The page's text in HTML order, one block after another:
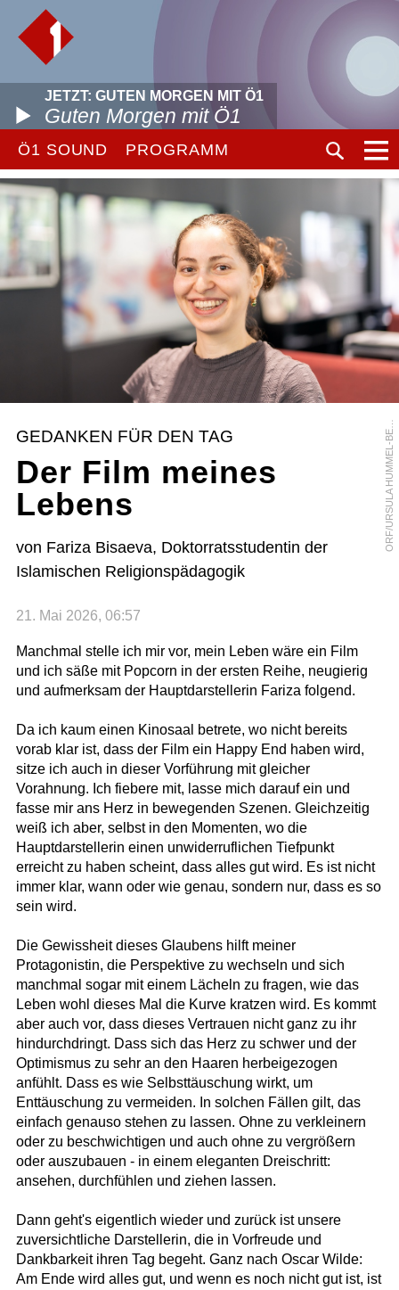
JETZT: GUTEN MORGEN MIT Ö1
Guten Morgen mit Ö1
Ö1 SOUND PROGRAMM
O
R
F
/
U
R
S
U
L
A
H
U
M
M
E
L
-
B
E
R
G
E
R
GEDANKEN FÜR DEN TAG
Der Film meines
Lebens
von Fariza Bisaeva, Doktorratsstudentin der
Islamischen Religionspädagogik
21. Mai 2026, 06:57
Manchmal stelle ich mir vor, mein Leben wäre ein Film
und ich säße mit Popcorn in der ersten Reihe, neugierig
und aufmerksam der Hauptdarstellerin Fariza folgend.
Da ich kaum einen Kinosaal betrete, wo nicht bereits
vorab klar ist, dass der Film ein Happy End haben wird,
sitze ich auch in dieser Vorführung mit gleicher
Vorahnung. Ich fiebere mit, lasse mich darauf ein und
fasse mir ans Herz in bewegenden Szenen. Gleichzeitig
weiß ich aber, selbst in den Momenten, wo die
Hauptdarstellerin einen unwiderruflichen Tiefpunkt
erreicht zu haben scheint, dass alles gut wird. Es ist nicht
immer klar, wann oder wie genau, sondern nur, dass es so
sein wird.
Die Gewissheit dieses Glaubens hilft meiner
Protagonistin, die Perspektive zu wechseln und sich
manchmal sogar mit einem Lächeln zu fragen, wie das
Leben wohl dieses Mal die Kurve kratzen wird. Es kommt
aber auch vor, dass dieses Vertrauen nicht ganz zu ihr
hindurchdringt. Dass sich das Herz zu schwer und der
Optimismus zu sehr an den Haaren herbeigezogen
anfühlt. Dass es wie Selbsttäuschung wirkt, um
Enttäuschung zu vermeiden. In solchen Fällen gilt, das
einfach genauso stehen zu lassen. Ohne zu verkleinern
oder zu beschwichtigen und auch ohne zu vergrößern
oder auszubauen - in einem eleganten Dreischritt:
ansehen, durchfühlen und ziehen lassen.
Dann geht's eigentlich wieder und zurück ist unsere
zuversichtliche Darstellerin, die in Vorfreude und
Dankbarkeit ihren Tag begeht. Ganz nach Oscar Wilde:
Am Ende wird alles gut, und wenn es noch nicht gut ist, ist